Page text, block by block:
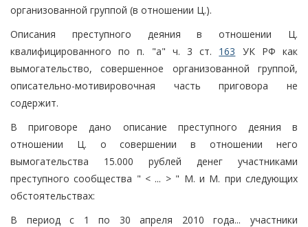
организованной группой (в отношении Ц.).
Описания преступного деяния в отношении Ц.
квалифицированного по п. "а" ч. 3 ст. 163 УК РФ как
вымогательство, совершенное организованной группой,
описательно-мотивировочная часть приговора не
содержит.
В приговоре дано описание преступного деяния в
отношении Ц. о совершении в отношении него
вымогательства 15.000 рублей денег участниками
преступного сообщества " < ... > " М. и М. при следующих
обстоятельствах:
В период с 1 по 30 апреля 2010 года... участники